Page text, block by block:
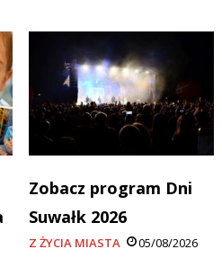
Zobacz program Dni
Suwałk 2026
Z ŻYCIA MIASTA 05/08/2026